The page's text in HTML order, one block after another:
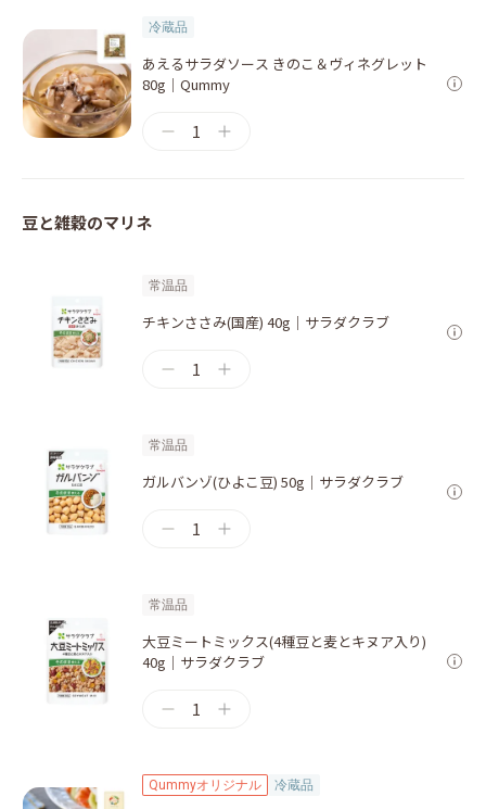
冷蔵品
あえるサラダソース きのこ＆ヴィネグレット
80g｜Qummy
1
豆と雑穀のマリネ
常温品
チキンささみ(国産) 40g｜サラダクラブ
1
常温品
ガルバンゾ(ひよこ豆) 50g｜サラダクラブ
1
常温品
大豆ミートミックス(4種豆と麦とキヌア入り)
40g｜サラダクラブ
1
Qummyオリジナル 冷蔵品